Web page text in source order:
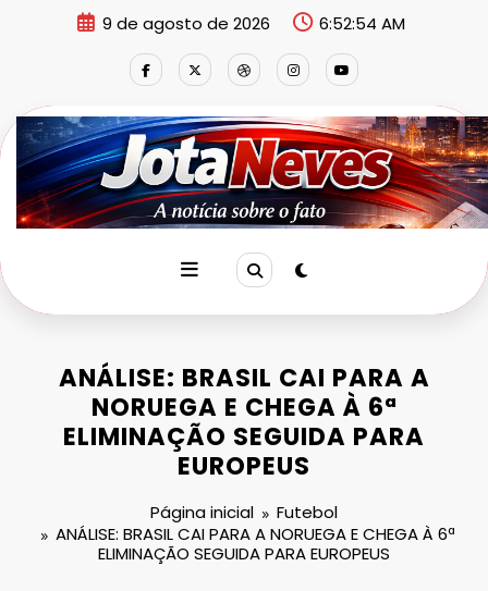
9 de agosto de 2026 6:52:55 AM
ANÁLISE: BRASIL CAI PARA A
NORUEGA E CHEGA À 6ª
ELIMINAÇÃO SEGUIDA PARA
EUROPEUS
Página inicial
Futebol
ANÁLISE: BRASIL CAI PARA A NORUEGA E CHEGA À 6ª
ELIMINAÇÃO SEGUIDA PARA EUROPEUS